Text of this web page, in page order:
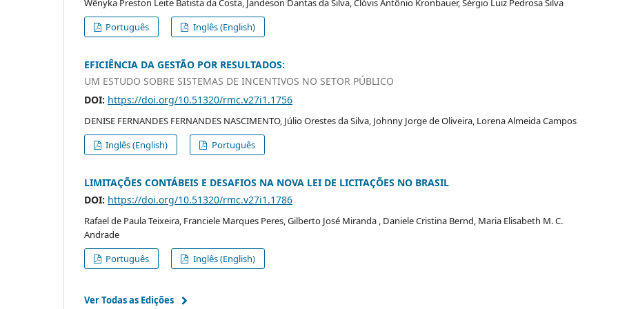
Wênyka Preston Leite Batista da Costa, Jandeson Dantas da Silva, Clóvis Antônio Kronbauer, Sérgio Luiz Pedrosa Silva
Português
Inglês (English)
EFICIÊNCIA DA GESTÃO POR RESULTADOS:
UM ESTUDO SOBRE SISTEMAS DE INCENTIVOS NO SETOR PÚBLICO
DOI: https://doi.org/10.51320/rmc.v27i1.1756
DENISE FERNANDES FERNANDES NASCIMENTO, Júlio Orestes da Silva, Johnny Jorge de Oliveira, Lorena Almeida Campos
Inglês (English)
Português
LIMITAÇÕES CONTÁBEIS E DESAFIOS NA NOVA LEI DE LICITAÇÕES NO BRASIL
DOI: https://doi.org/10.51320/rmc.v27i1.1786
Rafael de Paula Teixeira, Franciele Marques Peres, Gilberto José Miranda , Daniele Cristina Bernd, Maria Elisabeth M. C.
Andrade
Português Inglês (English)
Ver Todas as Edições